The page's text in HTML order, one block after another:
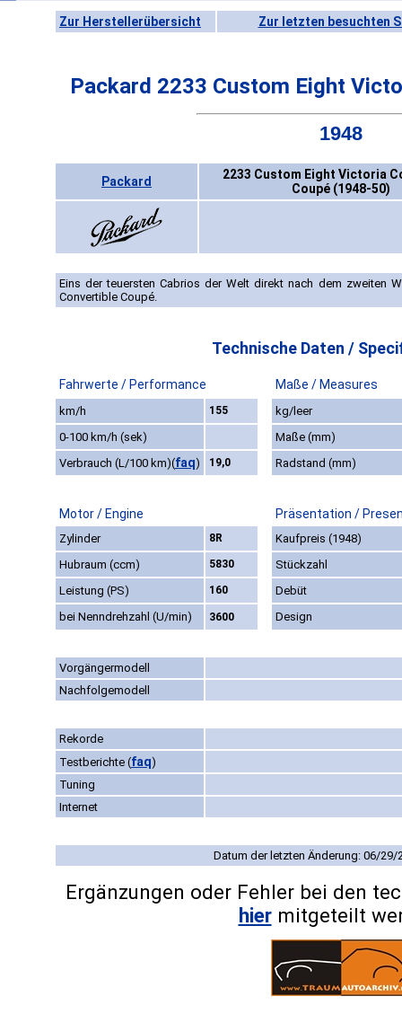
Zur Herstellerübersicht Zur letzten besuchten
Packard 2233 Custom Eight
1948
Packard
2233 Custom Eight Victoria
Coupé (1948-50)
Eins der teuersten Cabrios der Welt direkt nach dem zweiten
Convertible Coupé.
Technische Daten /
Fahrwerte / Performance Maße / Measures
km/h 155
kg/leer
0-100 km/h (sek)
Maße (mm)
Verbrauch (L/100 km)(faq) 19,0 Radstand (mm)
Motor / Engine Präsentation /
Zylinder 8R
Kaufpreis (1948)
Hubraum (ccm)
5830
Stückzahl
Leistung (PS)
160
Debüt
bei Nenndrehzahl (U/min)
3600 Design
Vorgängermodell
Nachfolgemodell
Rekorde
Testberichte (faq)
Tuning
Internet
Datum der letzten Änderung: 06/29/
Ergänzungen oder Fehler bei den
hiermitgeteilt